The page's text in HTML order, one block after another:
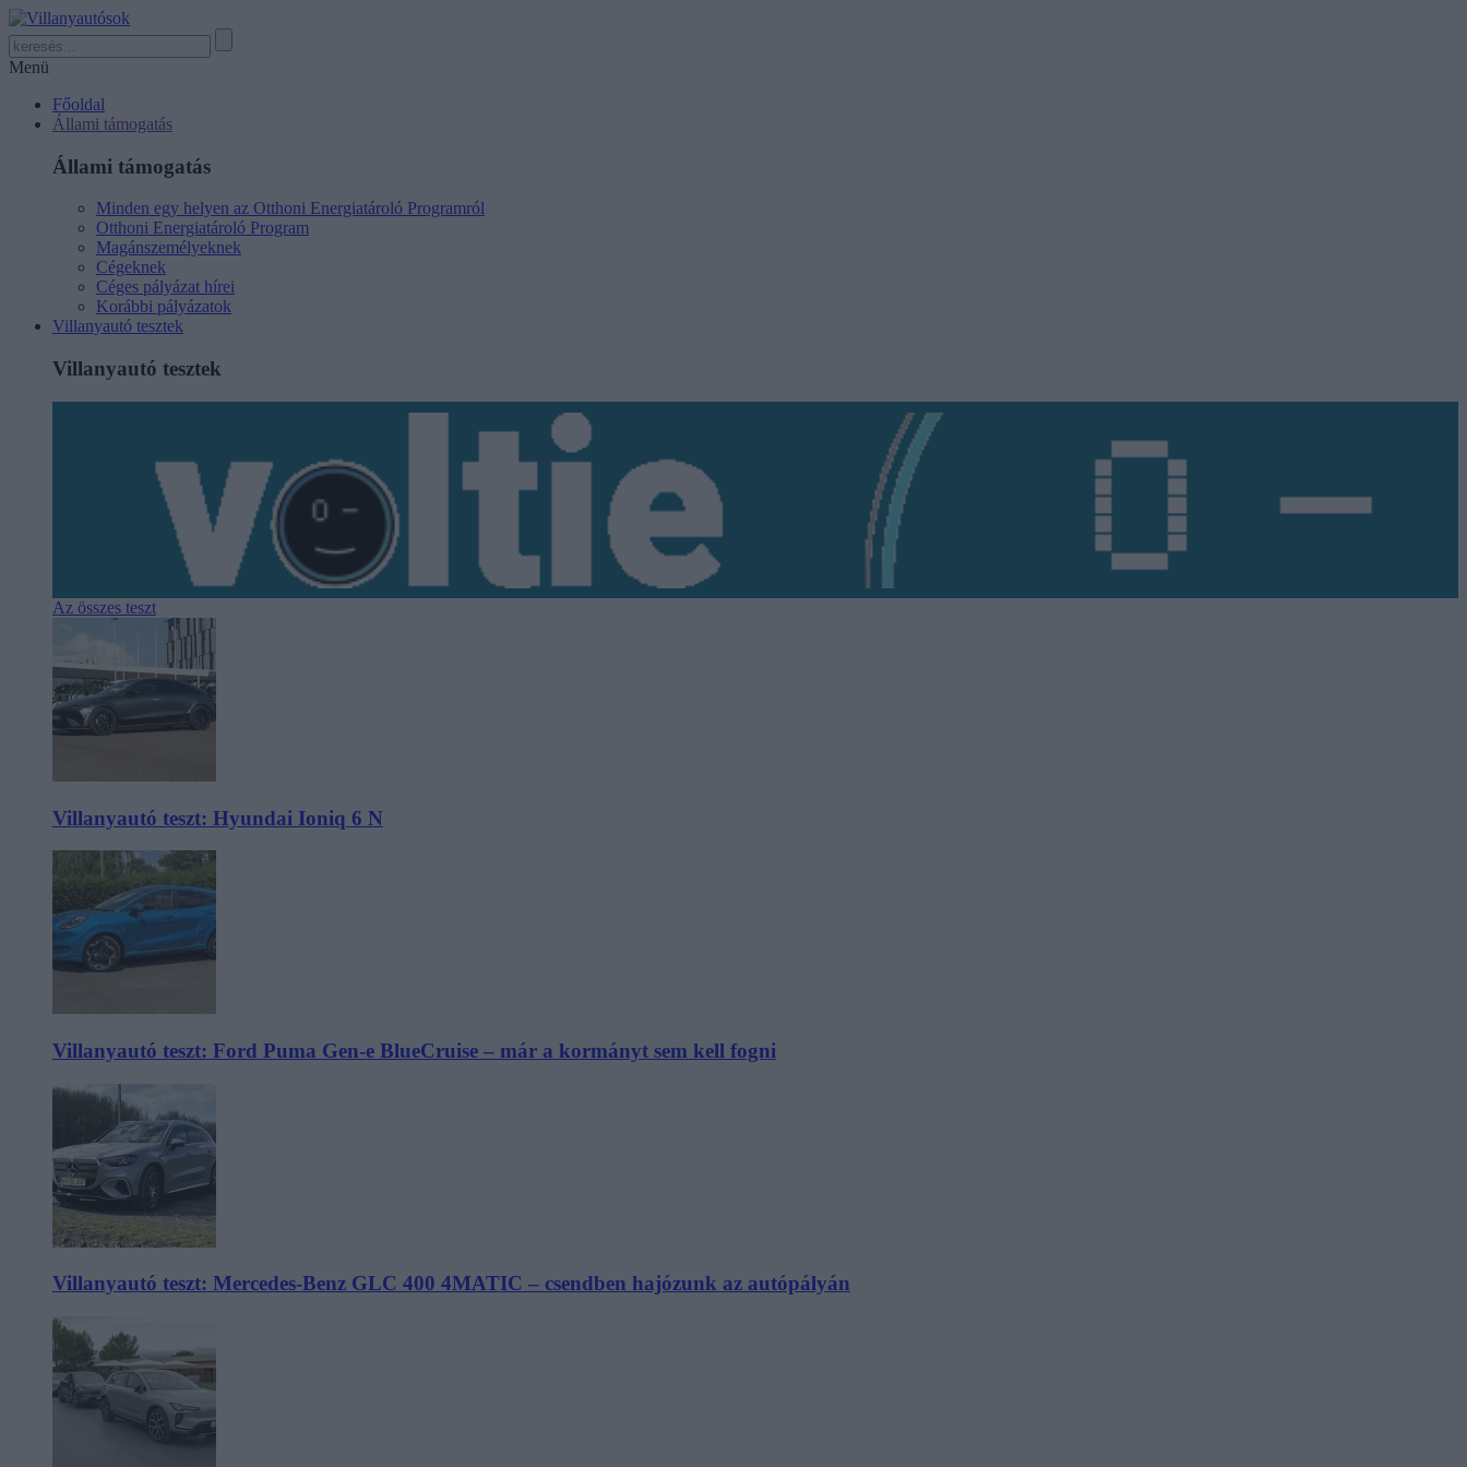
Menü
Főoldal
Állami támogatás
Állami támogatás
Minden egy helyen az Otthoni Energiatároló Programról
Otthoni Energiatároló Program
Magánszemélyeknek
Cégeknek
Céges pályázat hírei
Korábbi pályázatok
Villanyautó tesztek
Villanyautó tesztek
Az összes teszt
Villanyautó teszt: Hyundai Ioniq 6 N
Villanyautó teszt: Ford Puma Gen-e BlueCruise – már a kormányt sem kell fogni
Villanyautó teszt: Mercedes-Benz GLC 400 4MATIC – csendben hajózunk az autópályán